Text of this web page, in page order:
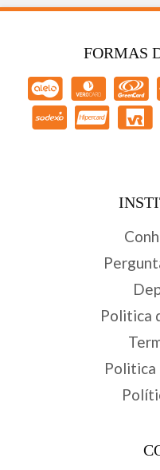
FORMAS
Politica
Politica